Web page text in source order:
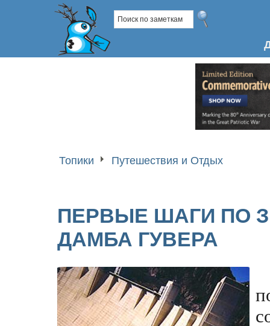
Топики Путешествия и Отдых
ПЕРВЫЕ ШАГИ ПО
ДАМБА ГУВЕРА